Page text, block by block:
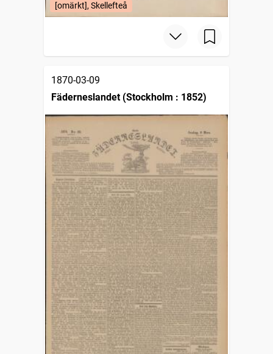
[omärkt], Skellefteå
1870-03-09
Fäderneslandet (Stockholm : 1852)